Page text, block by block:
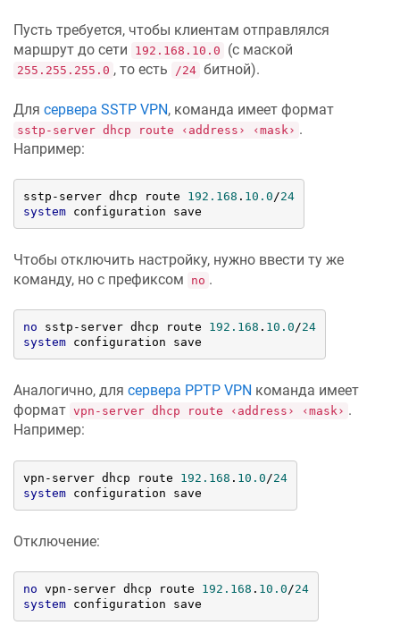
Пусть требуется, чтобы клиентам отправлялся
маршрут до сети
192.168.10.0 (с маской
255.255.255.0 , то есть /24 битной).
Для сервера SSTP VPN, команда имеет формат
sstp-server dhcp route ‹address› ‹mask› .
Например:
sstp-server dhcp route 192.168 . 10.0/24
system configuration save
Чтобы отключить настройку, нужно ввести ту же
команду, но с префиксом
no .
no sstp-server dhcp route 192.168 . 10.0/24
system configuration save
Аналогично, для сервера PPTP VPN команда имеет
формат vpn-server dhcp route ‹address› ‹mask› .
Например:
vpn-server dhcp route 192.168 . 10.0 /24
system configuration save
Отключение:
no vpn-server dhcp route 192.168 . 10.0/24
system configuration save